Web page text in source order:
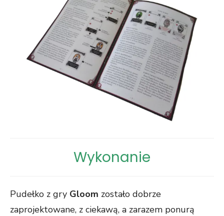
Wykonanie
Pudełko z gry Gloom zostało dobrze
zaprojektowane, z ciekawą, a zarazem ponurą